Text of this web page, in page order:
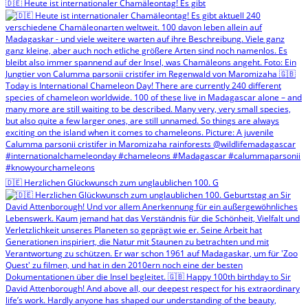
🇩🇪 Heute ist internationaler Chamäleontag! Es gibt
🇩🇪 Herzlichen Glückwunsch zum unglaublichen 100. G